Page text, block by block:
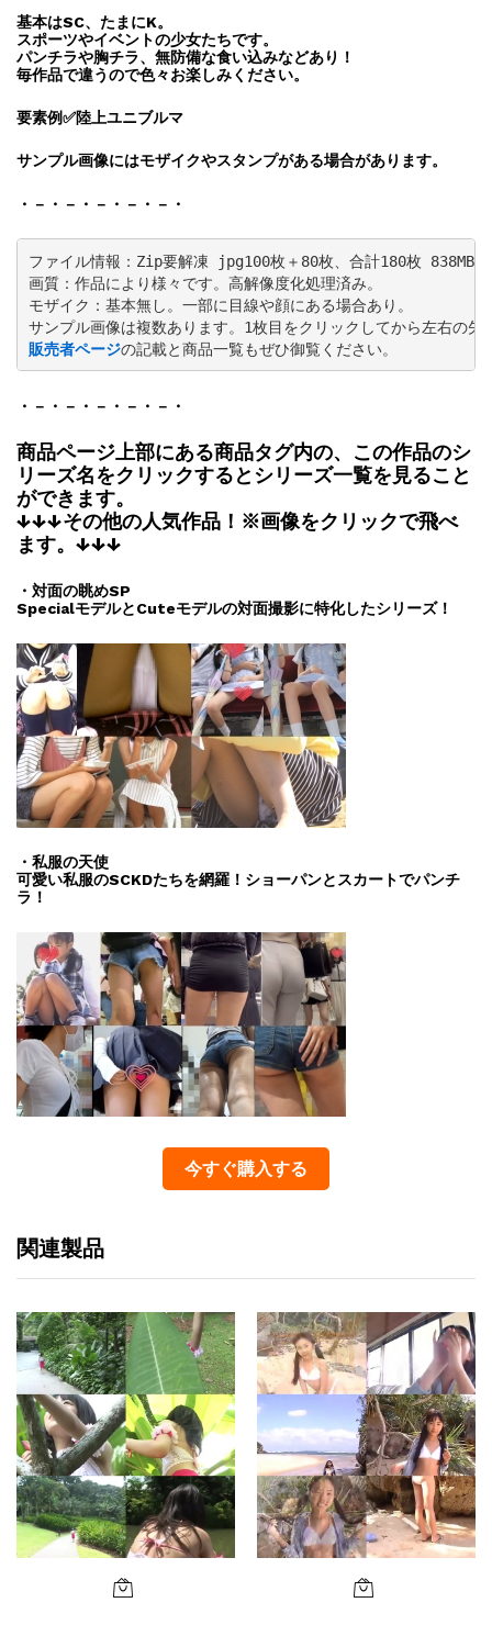
基本はSC、たまにK。
スポーツやイベントの少女たちです。
パンチラや胸チラ、無防備な食い込みなどあり！
毎作品で違うので色々お楽しみください。
要素例✅️陸上ユニブルマ
サンプル画像にはモザイクやスタンプがある場合があります。
・－・－・－・－・－・
ファイル情報：Zip要解凍 jpg100枚＋80枚、合計180枚 838MB＆
画質：作品により様々です。高解像度化処理済み。
モザイク：基本無し。一部に目線や顔にある場合あり。
販売者ページの記載と商品一覧もぜひ御覧ください。
・－・－・－・－・－・
商品ページ上部にある商品タグ内の、 この作品のシ
リーズ名をクリックするとシリーズ一覧を見ること
ができます。
↓↓↓その他の人気作品！※画像をクリックで飛べ
ます。↓↓↓
・対面の眺めSP
SpecialモデルとCuteモデルの対面撮影に特化したシリーズ！
・私服の天使
可愛い私服のSCKDたちを網羅！ショーパンとスカートでパンチ
ラ！
今すぐ購入する
関連製品